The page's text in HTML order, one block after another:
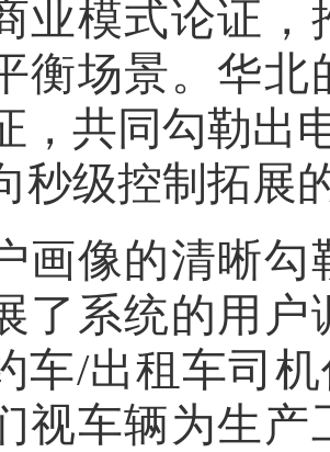
业模式论证，
衡场景。华北
，共同勾勒出
秒级控制拓展
画像的清晰
了系统的用户
车/出租车司
视车辆为生产